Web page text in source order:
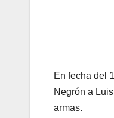
En fecha del
Negrón a
armas.